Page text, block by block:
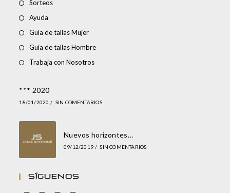
Sorteos
Ayuda
Guía de tallas Mujer
Guía de tallas Hombre
Trabaja con Nosotros
*** 2020
18/01/2020 / SIN COMENTARIOS
Nuevos horizontes…
09/12/2019 / SIN COMENTARIOS
Síguenos